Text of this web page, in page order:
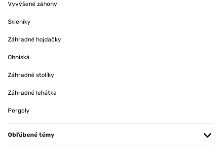
Vyvýšené záhony
Skleníky
Záhradné hojdačky
Ohniská
Záhradné stolíky
Záhradné lehátka
Pergoly
Obľúbené témy